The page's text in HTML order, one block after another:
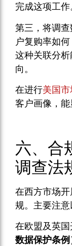
完成这项工作
第三，将调
户复购率如
这种关联分
向。
在进行美国
客户画像，能
六、合
调查法
在西方市场
规。主要注意
在欧盟及英
数据保护条例